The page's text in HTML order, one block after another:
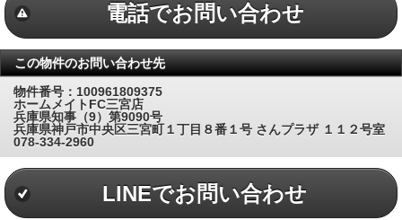
電話でお問い合わせ
この物件のお問い合わせ先
物件番号：100961809375
ホームメイトFC三宮店
兵庫県知事（9）第9090号
兵庫県神戸市中央区三宮町１丁目８番１号 さんプラザ １１２号室
078-334-2960
LINEでお問い合わせ